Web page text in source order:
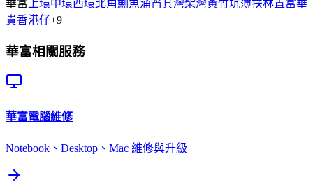
華富 上環中環西環北角鰂魚涌筲箕灣柴灣黃竹坑薄扶林置富華
貴香港仔+9
華富相關服務
華富電腦維修
Notebook、Desktop、Mac 維修與升級